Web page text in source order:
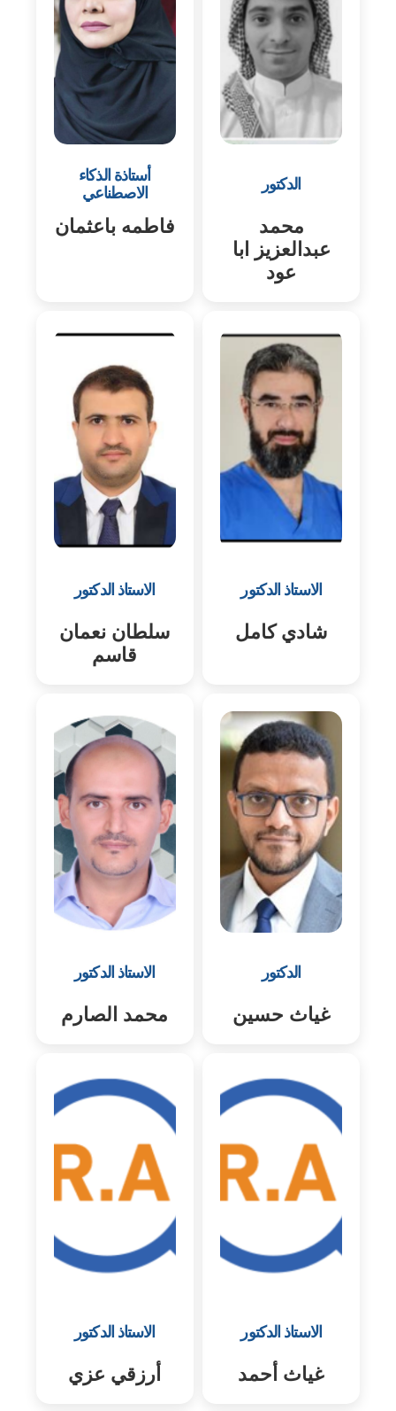
الدكتور
محمد
عبدالعزيز ابا
عود
أستاذة الذكاء
الاصطناعي
فاطمه باعثمان
الاستاذ الدكتور
شادي كامل
الاستاذ الدكتور
سلطان نعمان
قاسم
الدكتور
غياث حسين
الاستاذ الدكتور
محمد الصارم
الاستاذ الدكتور
غياث أحمد
الاستاذ الدكتور
أرزقي عزي